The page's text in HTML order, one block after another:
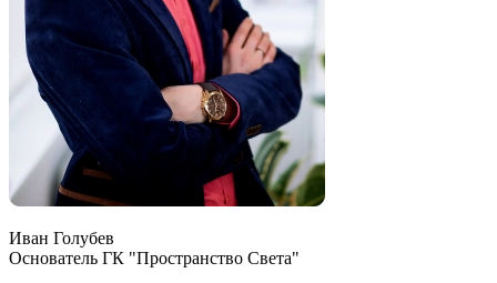
Иван Голубев
Основатель ГК "Пространство Света"